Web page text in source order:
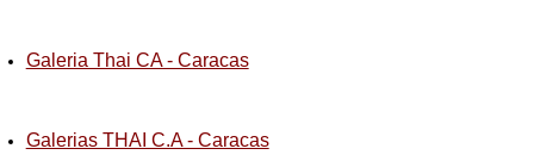
Galeria Thai CA - Caracas
Galerias THAI C.A - Caracas